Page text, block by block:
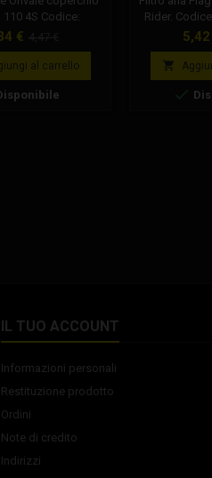
4S Codice:
€
base
al carrello
Rider.


IL TUO ACCOUNT
Informazioni personali
Restituzione prodotto
Ordini
Note di credito
Indirizzi